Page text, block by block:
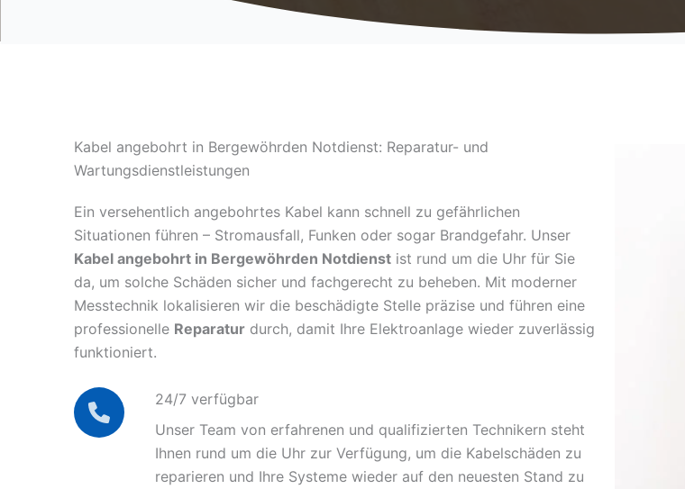
Kabel angebohrt in Bergewöhrden Notdienst: Reparatur- und
Wartungsdienstleistungen
Ein versehentlich angebohrtes Kabel kann schnell zu gefährlichen
Situationen führen – Stromausfall, Funken oder sogar Brandgefahr. Unser
Kabel angebohrt in Bergewöhrden Notdienst ist rund um die Uhr für Sie
da, um solche Schäden sicher und fachgerecht zu beheben. Mit moderner
Messtechnik lokalisieren wir die beschädigte Stelle präzise und führen eine
professionelle Reparatur durch, damit Ihre Elektroanlage wieder zuverlässig
funktioniert.
24/7 verfügbar
Unser Team von erfahrenen und qualifizierten Technikern steht
Ihnen rund um die Uhr zur Verfügung, um die Kabelschäden zu
reparieren und Ihre Systeme wieder auf den neuesten Stand zu